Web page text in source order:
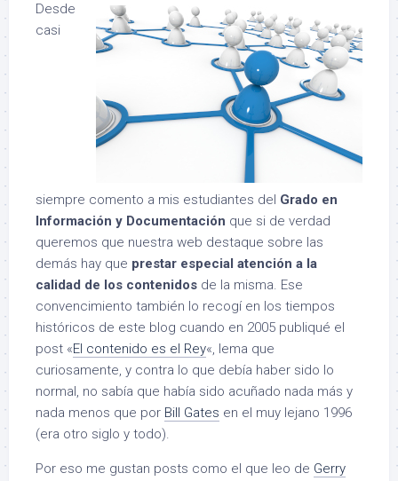
Desde
casi
siempre comento a mis estudiantes del Grado en
Información y Documentación que si de verdad
queremos que nuestra web destaque sobre las
demás hay que prestar especial atención a la
calidad de los contenidos de la misma. Ese
convencimiento también lo recogí en los tiempos
históricos de este blog cuando en 2005 publiqué el
post «El contenido es el Rey«, lema que
curiosamente, y contra lo que debía haber sido lo
normal, no sabía que había sido acuñado nada más y
nada menos que por Bill Gates en el muy lejano 1996
(era otro siglo y todo).
Por eso me gustan posts como el que leo de Gerry